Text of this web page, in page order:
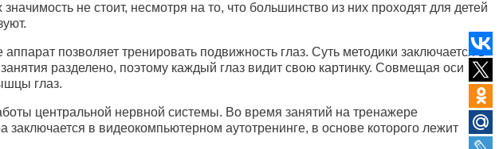
не стоит, несмотря на то, что большинство из них проходят для детей
позволяет тренировать подвижность глаз. Суть методики заключается в
разделено, поэтому каждый глаз видит свою картинку. Совмещая оси
глаз.
центральной нервной системы. Во время занятий на тренажере
в видеокомпьютерном аутотренинге, в основе которого лежит